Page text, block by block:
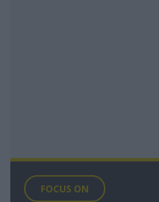
FOCUS ON